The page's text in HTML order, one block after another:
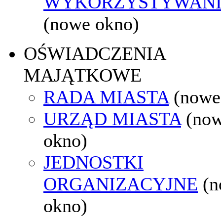
(nowe okno)
OŚWIADCZENIA
MAJĄTKOWE
RADA MIASTA
URZĄD MIASTA
okno)
JEDNOSTKI
ORGANIZACYJNE
okno)